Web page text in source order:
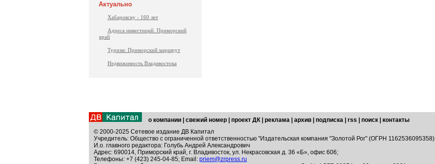
Актуально
Хабаровску - 160 лет
Адреса инвестиций. Приморский
край
Туризм: Приморский маршрут
Недвижимость Владивостока
о компании свежий номер проект ДК реклама архив подписка rss поиск
контакты
© 2000-2025 Сетевое издание ДВ Капитал
Учредитель: Общество с ограниченной ответственностью "Издательская компания "Золотой Рог" (ОГРН 1162536095358)
И.о. главного редактора: Голубь Андрей Александрович
Адрес: 690014, Приморский край, г. Владивосток, ул. Некрасовская д. 36 «Б», офис 606;
Телефоны: +7 (423) 245-04-85; Email: priem@zrpress.ru